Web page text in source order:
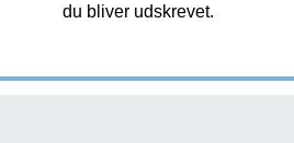
du bliver udskrevet.